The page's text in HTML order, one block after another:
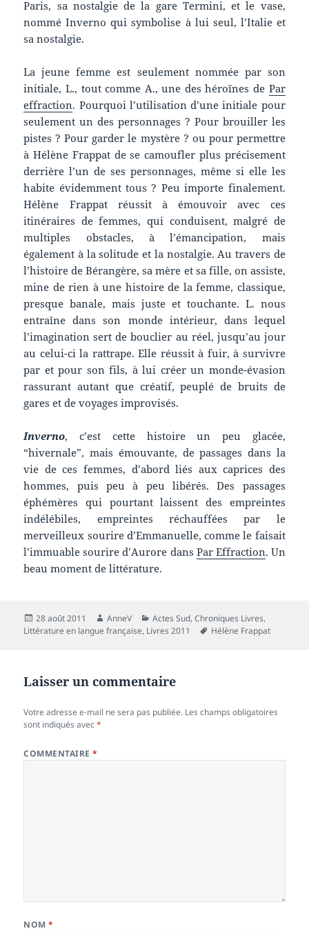
Paris, sa nostalgie de la gare Termini, et le vase,
nommé Inverno qui symbolise à lui seul, l’Italie et
sa nostalgie.
La jeune femme est seulement nommée par son
initiale, L., tout comme A., une des héroïnes de Par
effraction. Pourquoi l’utilisation d’une initiale pour
seulement un des personnages ? Pour brouiller les
pistes ? Pour garder le mystère ? ou pour permettre
à Hélène Frappat de se camoufler plus précisement
derrière l’un de ses personnages, même si elle les
habite évidemment tous ? Peu importe finalement.
Hélène Frappat réussit à émouvoir avec ces
itinéraires de femmes, qui conduisent, malgré de
multiples obstacles, à l’émancipation, mais
également à la solitude et la nostalgie. Au travers de
l’histoire de Bérangère, sa mère et sa fille, on assiste,
mine de rien à une histoire de la femme, classique,
presque banale, mais juste et touchante. L. nous
entraîne dans son monde intérieur, dans lequel
l’imagination sert de bouclier au réel, jusqu’au jour
au celui-ci la rattrape. Elle réussit à fuir, à survivre
par et pour son fils, à lui créer un monde-évasion
rassurant autant que créatif, peuplé de bruits de
gares et de voyages improvisés.
Inverno, c’est cette histoire un peu glacée,
“hivernale”, mais émouvante, de passages dans la
vie de ces femmes, d’abord liés aux caprices des
hommes, puis peu à peu libérés. Des passages
éphémères qui pourtant laissent des empreintes
indélébiles, empreintes réchauffées par le
merveilleux sourire d’Emmanuelle, comme le faisait
l’immuable sourire d’Aurore dans Par Effraction. Un
beau moment de littérature.
Publié
le
28 août 2011 Auteur
AnneV Catégories
Actes Sud,Chroniques Livres,
Littérature en langue française, Livres 2011
Mots-
Hélène Frappat
Laisser un commentaire
Votre adresse e-mail ne sera pas publiée. Les champs obligatoires
sont indiqués avec*
COMMENTAIRE*
NOM*